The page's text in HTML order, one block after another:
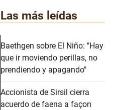
Las más leídas
Baethgen sobre El Niño: "Hay
que ir moviendo perillas, no
prendiendo y apagando"
Accionista de Sirsil cierra
acuerdo de faena a façon